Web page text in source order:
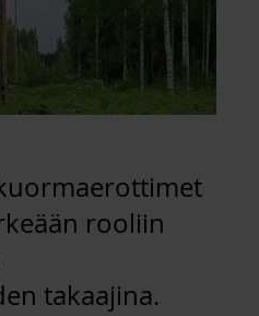
rooliin
takaajina.